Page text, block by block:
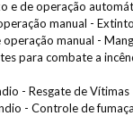
e de operação
manual -
manual -
para combate a
- Resgate de Vítimas
- Controle de fumaça